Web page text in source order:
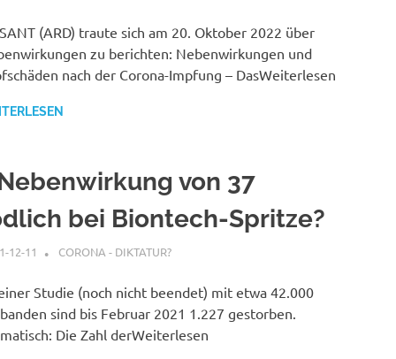
(ARD) traute sich am 20. Oktober 2022 über
zu berichten: Nebenwirkungen und
nach der Corona-Impfung – DasWeiterlesen
von 37
bei Biontech-Spritze?
12-11 XX
CORONA - DIKTATUR?
Studie (noch nicht beendet) mit etwa 42.000
sind bis Februar 2021 1.227 gestorben.
Die Zahl derWeiterlesen